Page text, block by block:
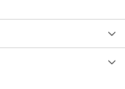
5000019802